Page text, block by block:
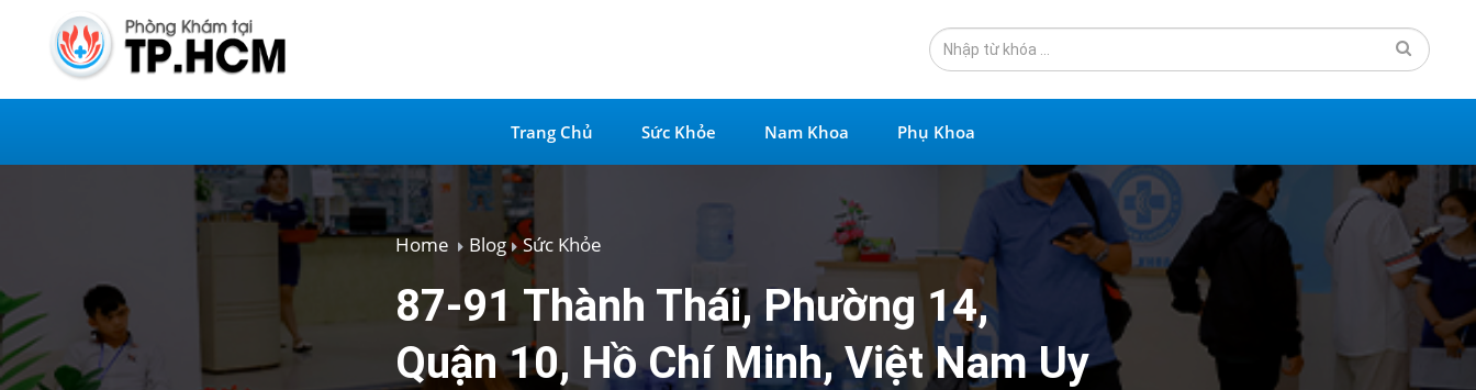
Trang Chủ Sức Khỏe Nam Khoa Phụ Khoa
Home Blog Sức Khỏe
87-91 Thành Thái, Phường 14,
Quận 10, Hồ Chí Minh, Việt Nam Uy